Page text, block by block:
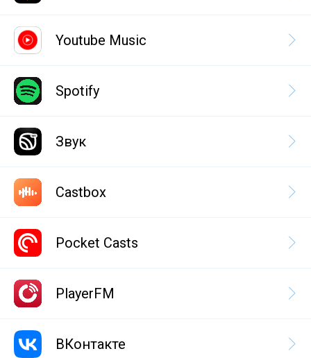
Youtube Music
Spotify
Звук
Castbox
Pocket Casts
PlayerFM
ВКонтакте